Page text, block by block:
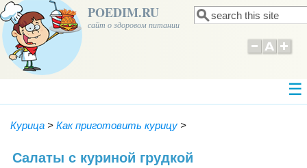
POEDIM.RU
сайт о здоровом питании Форма поиска
Поиск
Курица > Как приготовить курицу >
Салаты с куриной грудкой